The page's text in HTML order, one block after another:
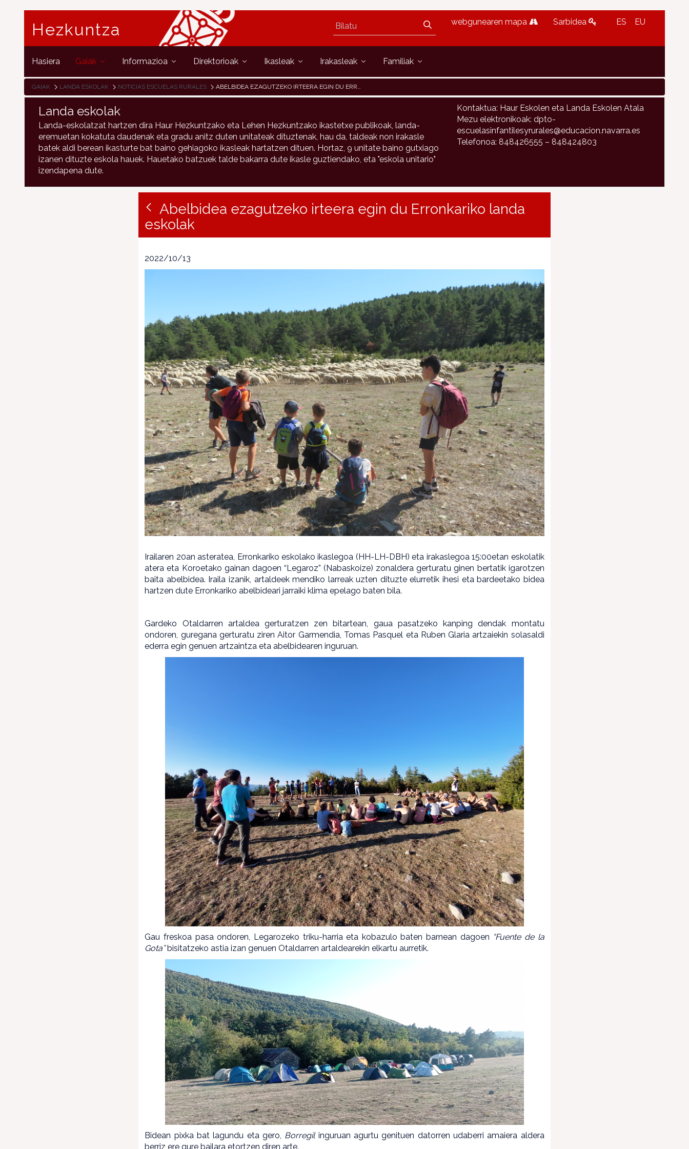
Hezkuntza webgunearen mapa Sarbidea ES EU
Hasiera Gaiak Informazioa Direktorioak Ikasleak Irakasleak Familiak
GAIAK LANDA ESKOLAK NOTICIAS ESCUELAS RURALES ABELBIDEA EZAGUTZEKO IRTEERA EGIN DU ERRONKARIKO LANDA ESKOLAK
Landa eskolak
Landa-eskolatzat hartzen dira Haur Hezkuntzako eta Lehen Hezkuntzako ikastetxe publikoak, landa-
eremuetan kokatuta daudenak eta gradu anitz duten unitateak dituztenak, hau da, taldeak non irakasle
batek aldi berean ikasturte bat baino gehiagoko ikasleak hartatzen dituen. Hortaz, 9 unitate baino gutxiago
izanen dituzte eskola hauek. Hauetako batzuek talde bakarra dute ikasle guztiendako, eta "eskola unitario"
izendapena dute.
Kontaktua: Haur Eskolen eta Landa Eskolen Atala
Mezu elektronikoak: dpto-
escuelasinfantilesyrurales@educacion.navarra.es
Telefonoa: 848426555 – 848424803
Abelbidea ezagutzeko irteera egin du Erronkariko landa
eskolak
2022/10/13
Irailaren 20an asteratea, Erronkariko eskolako ikaslegoa (HH-LH-DBH) eta irakaslegoa 15:00etan eskolatik
atera eta Koroetako gainan dagoen “Legaroz” (Nabaskoize) zonaldera gerturatu ginen bertatik igarotzen
baita abelbidea. Iraila izanik, artaldeek mendiko larreak uzten dituzte elurretik ihesi eta bardeetako bidea
hartzen dute Erronkariko abelbideari jarraiki klima epelago baten bila.
Gardeko Otaldarren artaldea gerturatzen zen bitartean, gaua pasatzeko kanping dendak montatu
ondoren, guregana gerturatu ziren Aitor Garmendia, Tomas Pasquel eta Ruben Glaria artzaiekin solasaldi
ederra egin genuen artzaintza eta abelbidearen inguruan.
Gau freskoa pasa ondoren, Legarozeko triku-harria eta kobazulo baten barnean dagoen “Fuente de la
Gota”bisitatzeko astia izan genuen Otaldarren artaldearekin elkartu aurretik.
Bidean pixka bat lagundu eta gero, Borregilinguruan agurtu genituen datorren udaberri amaiera aldera
berriz ere gure bailara etortzen diren arte.